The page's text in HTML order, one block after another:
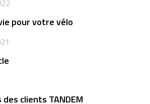
pour votre vélo
clients TANDEM